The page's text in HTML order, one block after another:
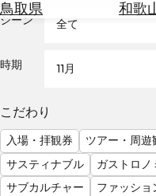
鳥取県
和歌
を
る
気
を
見
る
シーン 全て
時期 11月
こだわり
入場・拝観券 ツアー・周遊
サスティナブル
ガストロノ
サブカルチャー
ファッショ